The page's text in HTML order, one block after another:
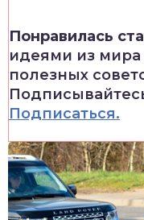
Понравилась
идеями из мира
полезных
Подписаться.